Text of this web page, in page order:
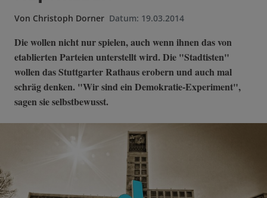
Von Christoph Dorner Datum: 19.03.2014
Die wollen nicht nur spielen, auch wenn ihnen das von
etablierten Parteien unterstellt wird. Die "Stadtisten"
wollen das Stuttgarter Rathaus erobern und auch mal
schräg denken. "Wir sind ein Demokratie-Experiment",
sagen sie selbstbewusst.